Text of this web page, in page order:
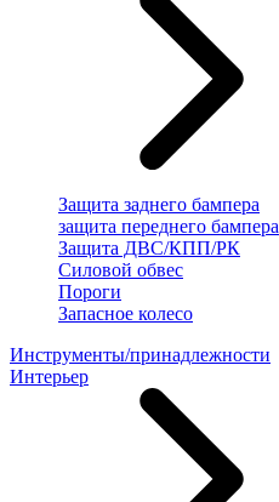
Защита заднего бампера
защита переднего бампера
Защита ДВС/КПП/РК
Силовой обвес
Пороги
Запасное колесо
Инструменты/принадлежности
Интерьер